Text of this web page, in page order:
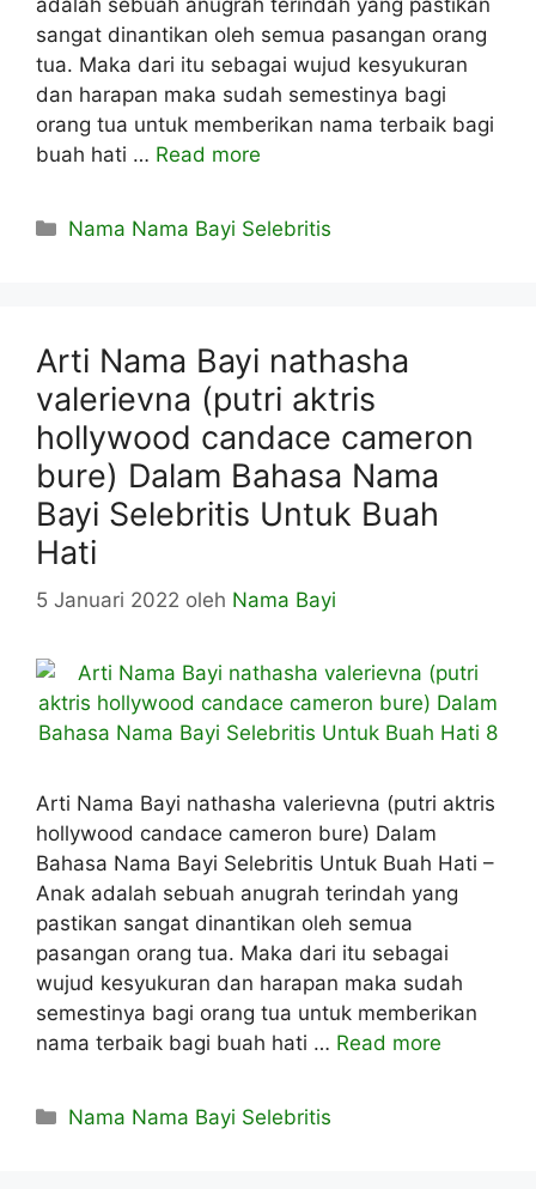
sangat dinantikan oleh semua pasangan orang
tua. Maka dari itu sebagai wujud kesyukuran
dan harapan maka sudah semestinya bagi
orang tua untuk memberikan nama terbaik bagi
buah hati … Read more
Kategori
Nama Nama Bayi Selebritis
Arti Nama Bayi nathasha
valerievna (putri aktris
hollywood candace cameron
bure) Dalam Bahasa Nama
Bayi Selebritis Untuk Buah
Hati
5 Januari 2022 oleh Nama Bayi
Arti Nama Bayi nathasha valerievna (putri aktris
hollywood candace cameron bure) Dalam
Bahasa Nama Bayi Selebritis Untuk Buah Hati –
Anak adalah sebuah anugrah terindah yang
pastikan sangat dinantikan oleh semua
pasangan orang tua. Maka dari itu sebagai
wujud kesyukuran dan harapan maka sudah
semestinya bagi orang tua untuk memberikan
nama terbaik bagi buah hati … Read more
Kategori
Nama Nama Bayi Selebritis